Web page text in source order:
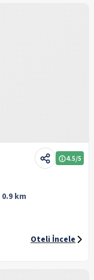
4.5/5
0.9 km
Oteli İncele